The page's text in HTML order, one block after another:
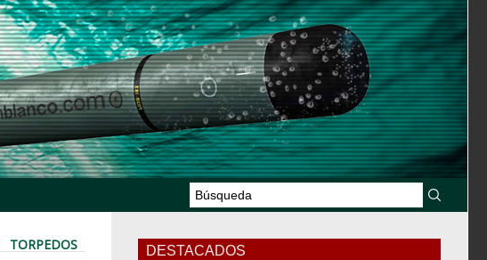
TORPEDOS DESTACADOS